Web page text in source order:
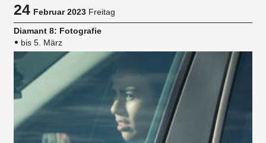
24Februar 2023 Freitag
Diamant 8: Fotografie
bis 5. März